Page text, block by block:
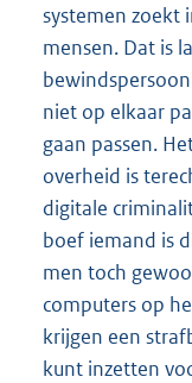
systemen zoekt
mensen. Dat is
niet op elkaar
gaan passen.
overheid is
digitale
boef iemand is
men toch
computers op
krijgen een
kunt inzetten